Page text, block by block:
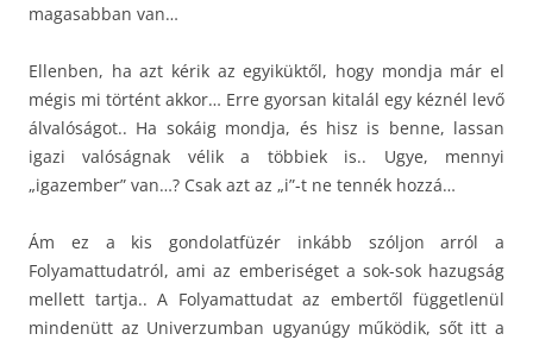
magasabban van…
Ellenben, ha azt kérik az egyiküktől, hogy mondja már el
mégis mi történt akkor… Erre gyorsan kitalál egy kéznél levő
álvalóságot.. Ha sokáig mondja, és hisz is benne, lassan
igazi valóságnak vélik a többiek is.. Ugye, mennyi
„igazember” van…? Csak azt az „i”-t ne tennék hozzá…
Ám ez a kis gondolatfüzér inkább szóljon arról a
Folyamattudatról, ami az emberiséget a sok-sok hazugság
mellett tartja.. A Folyamattudat az embertől függetlenül
mindenütt az Univerzumban ugyanúgy működik, sőt itt a